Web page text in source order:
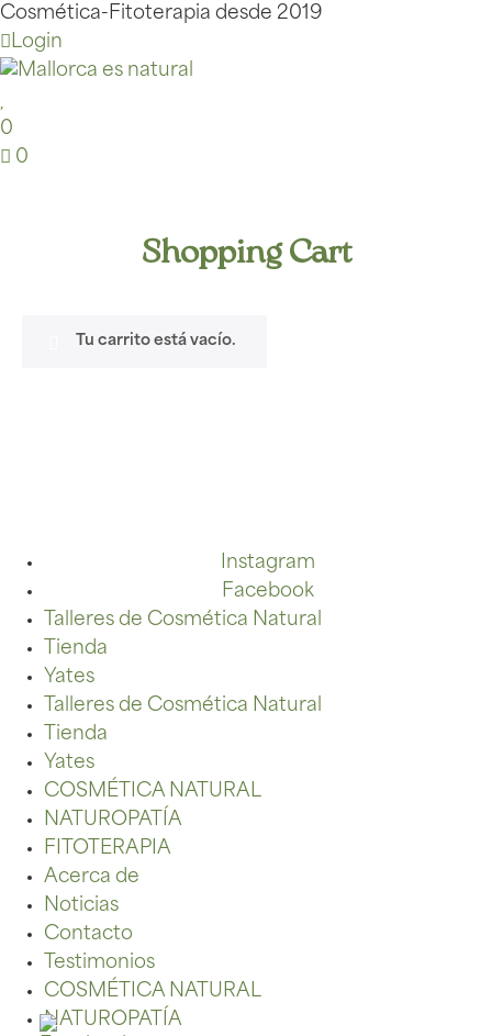
Cosmética-Fitoterapia desde 2019
Login
0
0
Shopping Cart
Tu carrito está vacío.
Instagram
Facebook
Talleres de Cosmética Natural
Tienda
Yates
Talleres de Cosmética Natural
Tienda
Yates
COSMÉTICA NATURAL
NATUROPATÍA
FITOTERAPIA
Acerca de
Noticias
Contacto
Testimonios
COSMÉTICA NATURAL
NATUROPATÍA